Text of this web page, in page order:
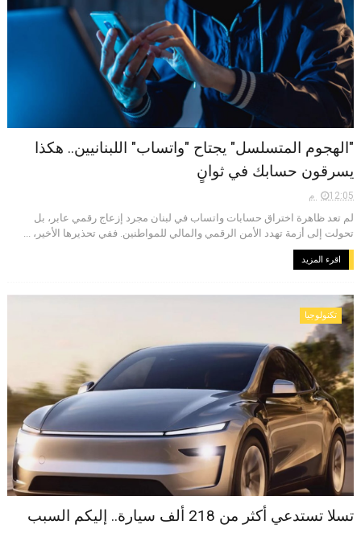
"الهجوم المتسلسل" يجتاح "واتساب" اللبنانيين.. هكذا
يسرقون حسابك في ثوانٍ
12:05 م
لم تعد ظاهرة اختراق حسابات واتساب في لبنان مجرد إزعاج رقمي عابر، بل
تحولت إلى أزمة تهدد الأمن الرقمي والمالي للمواطنين. ففي تحذيرها الأخير، ...
اقرء المزيد
تكنولوجيا
تسلا تستدعي أكثر من 218 ألف سيارة.. إليكم السبب